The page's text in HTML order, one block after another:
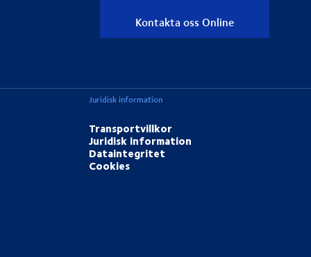
Kontakta oss Online
Juridisk information
Transportvillkor
Juridisk information
Dataintegritet
Cookies